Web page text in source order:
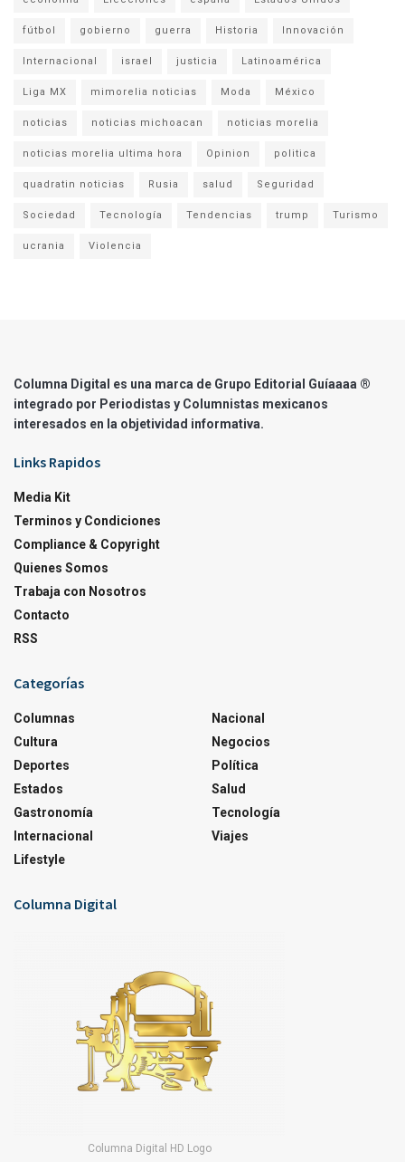
fútbol gobierno guerra Historia Innovación
Internacional israel justicia Latinoamérica
Liga MX mimorelia noticias Moda México
noticias noticias michoacan noticias morelia
noticias morelia ultima hora Opinion politica
quadratin noticias Rusia salud Seguridad
Sociedad Tecnología Tendencias trump Turismo
ucrania Violencia
Columna Digital es una marca de Grupo Editorial Guíaaaa ®
integrado por Periodistas y Columnistas mexicanos
interesados en la objetividad informativa.
Links Rapidos
Media Kit
Terminos y Condiciones
Compliance & Copyright
Quienes Somos
Trabaja con Nosotros
Contacto
RSS
Categorías
Columnas
Cultura
Deportes
Estados
Gastronomía
Internacional
Lifestyle
Nacional
Negocios
Política
Salud
Tecnología
Viajes
Columna Digital
Columna Digital HD Logo